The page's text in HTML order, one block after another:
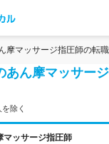
摩マッサージ指圧師の転
あん摩マッサー
除く
マッサージ指圧師